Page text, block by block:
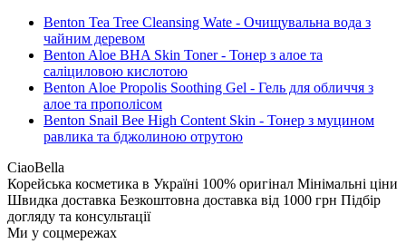
Benton Tea Tree Cleansing Wate - Очищувальна вода з
чайним деревом
Benton Aloe BHA Skin Toner - Тонер з алое та
саліциловою кислотою
Benton Aloe Propolis Soothing Gel - Гель для обличчя з
алое та прополісом
Benton Snail Bee High Content Skin - Тонер з муцином
равлика та бджолиною отрутою
CiaoBella
Корейська косметика в Україні 100% оригінал Мінімальні ціни
Швидка доставка Безкоштовна доставка від 1000 грн Підбір
догляду та консультації
Ми у соцмережах